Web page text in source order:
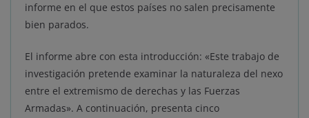
informe en el que estos países no salen precisamente
bien parados.
El informe abre con esta introducción: «Este trabajo de
investigación pretende examinar la naturaleza del nexo
entre el extremismo de derechas y las Fuerzas
Armadas». A continuación, presenta cinco